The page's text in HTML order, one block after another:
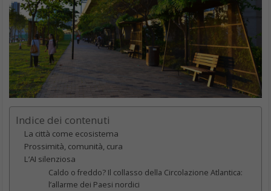
Indice dei contenuti
La città come ecosistema
Prossimità, comunità, cura
L’AI silenziosa
Caldo o freddo? Il collasso della Circolazione Atlantica:
l’allarme dei Paesi nordici